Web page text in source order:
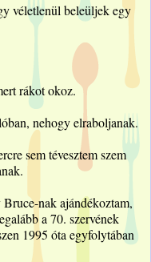
véletlenül beleüljek egy
rákot okoz.
nehogy elraboljanak.
sem tévesztem szem
nak ajándékoztam,
a 70. szervének
1995 óta egyfolytában